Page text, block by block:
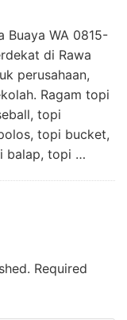
Buaya WA 0815-
di Rawa
perusahaan,
Ragam topi
topi
topi bucket,
balap, topi …
Required